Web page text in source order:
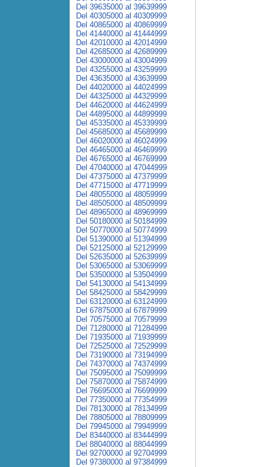
Del 39635000 al 39639999
Del 40305000 al 40309999
Del 40865000 al 40869999
Del 41440000 al 41444999
Del 42010000 al 42014999
Del 42685000 al 42689999
Del 43000000 al 43004999
Del 43255000 al 43259999
Del 43635000 al 43639999
Del 44020000 al 44024999
Del 44325000 al 44329999
Del 44620000 al 44624999
Del 44895000 al 44899999
Del 45335000 al 45339999
Del 45685000 al 45689999
Del 46020000 al 46024999
Del 46465000 al 46469999
Del 46765000 al 46769999
Del 47040000 al 47044999
Del 47375000 al 47379999
Del 47715000 al 47719999
Del 48055000 al 48059999
Del 48505000 al 48509999
Del 48965000 al 48969999
Del 50180000 al 50184999
Del 50770000 al 50774999
Del 51390000 al 51394999
Del 52125000 al 52129999
Del 52635000 al 52639999
Del 53065000 al 53069999
Del 53500000 al 53504999
Del 54130000 al 54134999
Del 58425000 al 58429999
Del 63120000 al 63124999
Del 67875000 al 67879999
Del 70575000 al 70579999
Del 71280000 al 71284999
Del 71935000 al 71939999
Del 72525000 al 72529999
Del 73190000 al 73194999
Del 74370000 al 74374999
Del 75095000 al 75099999
Del 75870000 al 75874999
Del 76695000 al 76699999
Del 77350000 al 77354999
Del 78130000 al 78134999
Del 78805000 al 78809999
Del 79945000 al 79949999
Del 83440000 al 83444999
Del 88040000 al 88044999
Del 92700000 al 92704999
Del 97380000 al 97384999